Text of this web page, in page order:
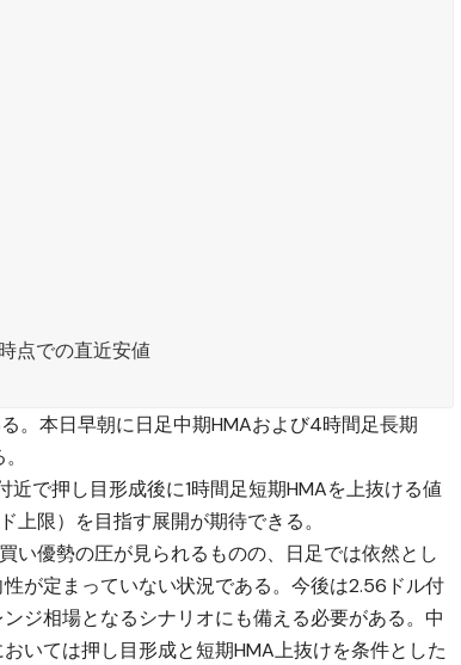
点での直近安値
。本日早朝に日足中期HMAおよび4時間足長期
で押し目形成後に1時間足短期HMAを上抜ける値
限）を目指す展開が期待できる。
い優勢の圧が見られるものの、日足では依然とし
が定まっていない状況である。今後は2.56ドル付
ジ相場となるシナリオにも備える必要がある。中
いては押し目形成と短期HMA上抜けを条件とした